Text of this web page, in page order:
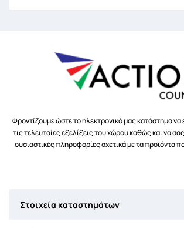
Φροντίζουμε ώστε το ηλεκτρονικό μας κατάστημα να
τις τελευταίες εξελίξεις του χώρου καθώς και να
ουσιαστικές πληροφορίες σχετικά με τα προϊόντα
Στοιχεία καταστημάτων